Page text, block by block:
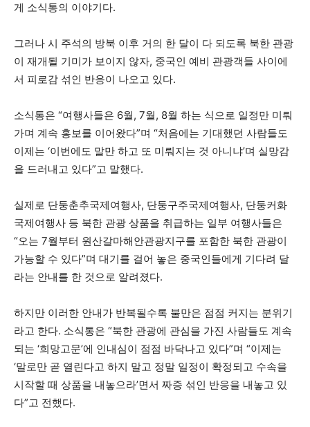
게 소식통의 이야기다.
그러나 시 주석의 방북 이후 거의 한 달이 다 되도록 북한 관광
이 재개될 기미가 보이지 않자, 중국인 예비 관광객들 사이에
서 피로감 섞인 반응이 나오고 있다.
소식통은 “여행사들은 6월, 7월, 8월 하는 식으로 일정만 미뤄
가며 계속 홍보를 이어왔다”며 “처음에는 기대했던 사람들도
이제는 ‘이번에도 말만 하고 또 미뤄지는 것 아니냐’며 실망감
을 드러내고 있다”고 말했다.
실제로 단둥춘추국제여행사, 단둥구주국제여행사, 단둥커화
국제여행사 등 북한 관광 상품을 취급하는 일부 여행사들은
“오는 7월부터 원산갈마해안관광지구를 포함한 북한 관광이
가능할 수 있다”며 대기를 걸어 놓은 중국인들에게 기다려 달
라는 안내를 한 것으로 알려졌다.
하지만 이러한 안내가 반복될수록 불만은 점점 커지는 분위기
라고 한다. 소식통은 “북한 관광에 관심을 가진 사람들도 계속
되는 ‘희망고문’에 인내심이 점점 바닥나고 있다”며 “이제는
‘말로만 곧 열린다고 하지 말고 정말 일정이 확정되고 수속을
시작할 때 상품을 내놓으라’면서 짜증 섞인 반응을 내놓고 있
다”고 전했다.